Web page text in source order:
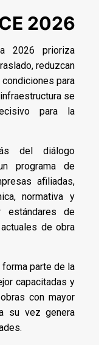
2026
2026 prioriza
reduzcan
para
se
para la
del diálogo
programa de
afiliadas,
normativa y
estándares de
de obra
parte de la
capacitadas y
con mayor
su vez genera